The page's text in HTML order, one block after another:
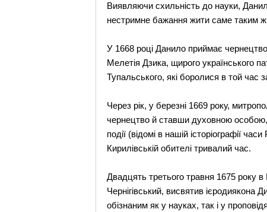
Виявляючи схильність до науки,
нестримне бажання жити саме таким
У 1668 році Данило приймає чернецтво
Мелетія Дзика, щирого українського
Тупальського, які боролися в той час
Через рік, у березні 1669 року,
чернецтво й ставши духовною особою,
події (відомі в нашій історіографії
Кирилівській обителі тривалий час.
Двадцять третього травня 1675 року
Чернігівський, висвятив
обізнаним як у науках, так і у